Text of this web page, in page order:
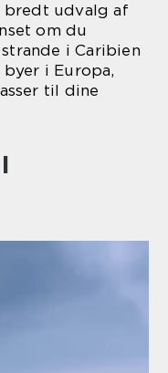
bredt udvalg af
om du
i Caribien
i Europa,
til dine